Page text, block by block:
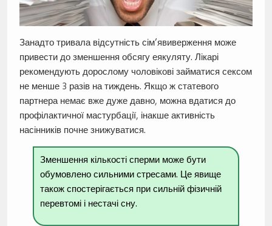
Занадто тривала відсутність сім’явиверження може
привести до зменшення обсягу еякуляту. Лікарі
рекомендують дорослому чоловікові займатися сексом
не менше 3 разів на тиждень. Якщо ж статевого
партнера немає вже дуже давно, можна вдатися до
профілактичної мастурбації, інакше активність
насінників почне знижуватися.
Зменшення кількості сперми може бути
обумовлено сильними стресами. Це явище
також спостерігається при сильній фізичній
перевтомі і нестачі сну.